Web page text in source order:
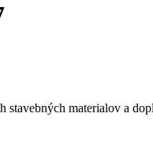
stavebných materialov a